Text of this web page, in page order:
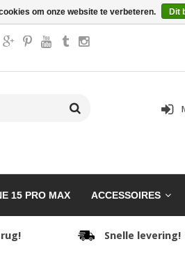
15 PRO MAX ACCESSOIRES
Snelle levering!
om onze website te verbeteren. Dit